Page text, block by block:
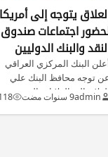
يتوجه إلى
اجتماعات صندوق
والبنك الدوليين
أعلن البنك المركزي العراقي
توجه محافظ البنك علي
إلى الولايات المتحدةadmin9 سنوات مضت